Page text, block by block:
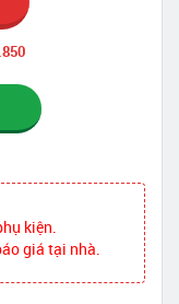
kiện.
giá tại nhà.